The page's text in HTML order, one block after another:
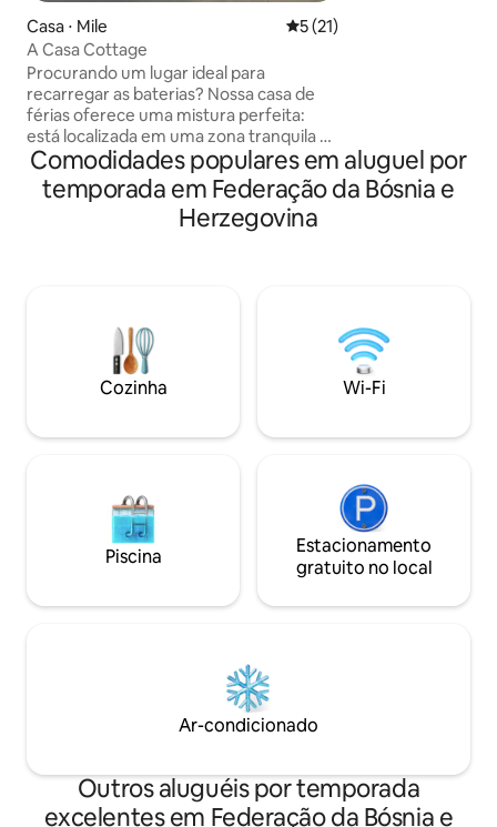
Casa ⋅ Mile 5 de uma avaliação média
5 (21)
A Casa Cottage
Procurando um lugar ideal para
recarregar as baterias? ​Nossa casa de
férias oferece uma mistura perfeita:
está localizada em uma zona tranquila ao
lado de uma floresta de pinheiros e, ao
mesmo tempo, é extremamente perto
dos Lagos Pliva – um paraíso para
pescadores, remadores e amantes da
poltronas de massagem e muito mais. ​
Explore: Mlinčići, Ponte do Amor, Lagos
Plivska, Cidade Velha Jajce, Cachoeira
Plivsky, tudo está ao seu alcance.
de ter seu
montanhas.
Comodidades populares em aluguel por
temporada em Federação da Bósnia e
Herzegovina
Cozinha Wi-Fi
Piscina
Estacionamento
gratuito no local
Ar-condicionado
Outros aluguéis por temporada
excelentes em Federação da Bósnia e